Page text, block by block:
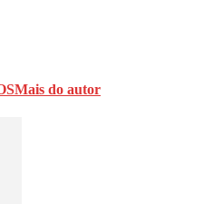
Mais do autor